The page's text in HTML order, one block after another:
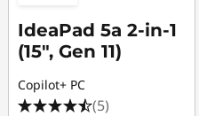
IdeaPad 5a 2-in-1
(15", Gen 11)
Copilot+ PC
(5)